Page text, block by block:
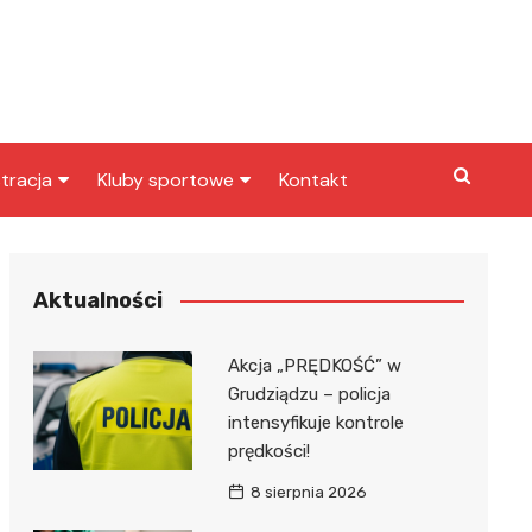
Kluby sportowe
Klub piłkarski
Kontakt
Aktualności
Akcja „PRĘDKOŚĆ” w
Grudziądzu – policja
intensyfikuje kontrole
prędkości!
8 sierpnia 2026